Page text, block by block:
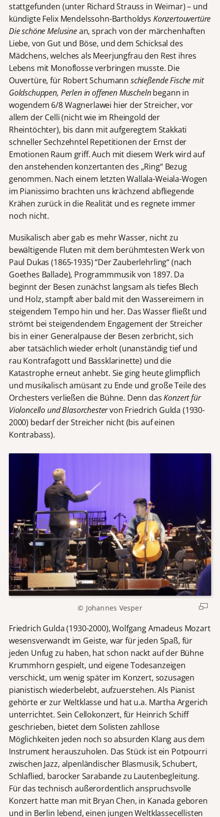
stattgefunden (unter Richard Strauss in Weimar) – und
kündigte Felix Mendelssohn-Bartholdys Konzertouvertüre
Die schöne Melusinean, sprach von der märchenhaften
Liebe, von Gut und Böse, und dem Schicksal des
Mädchens, welches als Meerjungfrau den Rest ihres
Lebens mit Monoflosse verbringen musste. Die
Ouvertüre, für Robert Schumann schießende Fische mit
Goldschuppen, Perlen in offenen Muschelnbegann in
wogendem 6/8 Wagnerlawei hier der Streicher, vor
allem der Celli (nicht wie im Rheingold der
Rheintöchter), bis dann mit aufgeregtem Stakkati
schneller Sechzehntel Repetitionen der Ernst der
Emotionen Raum griff. Auch mit diesem Werk wird auf
den anstehenden konzertanten des „Ring“ Bezug
genommen. Nach einem letzten Wallala-Weiala-Wogen
im Pianissimo brachten uns krächzend abfliegende
Krähen zurück in die Realität und es regnete immer
noch nicht.
Musikalisch aber gab es mehr Wasser, nicht zu
bewältigende Fluten mit dem berühmtesten Werk von
Paul Dukas (1865-1935) “Der Zauberlehrling“ (nach
Goethes Ballade), Programmmusik von 1897. Da
beginnt der Besen zunächst langsam als tiefes Blech
und Holz, stampft aber bald mit den Wassereimern in
steigendem Tempo hin und her. Das Wasser fließt und
strömt bei steigendendem Engagement der Streicher
bis in einer Generalpause der Besen zerbricht, sich
aber tatsächlich wieder erholt (unanständig tief und
rau Kontrafagott und Bassklarinette) und die
Katastrophe erneut anhebt. Sie ging heute glimpflich
und musikalisch amüsant zu Ende und große Teile des
Orchesters verließen die Bühne. Denn dasKonzert für
Violoncello und Blasorchestervon Friedrich Gulda (1930-
2000) bedarf der Streicher nicht (bis auf einen
Kontrabass).
© Johannes Vesper
Friedrich Gulda (1930-2000), Wolfgang Amadeus Mozart
wesensverwandt im Geiste, war für jeden Spaß, für
jeden Unfug zu haben, hat schon nackt auf der Bühne
Krummhorn gespielt, und eigene Todesanzeigen
verschickt, um wenig später im Konzert, sozusagen
pianistisch wiederbelebt, aufzuerstehen. Als Pianist
gehörte er zur Weltklasse und hat u.a. Martha Argerich
unterrichtet. Sein Cellokonzert, für Heinrich Schiff
geschrieben, bietet dem Solisten zahllose
Möglichkeiten jeden noch so absurden Klang aus dem
Instrument herauszuholen. Das Stück ist ein Potpourri
zwischen Jazz, alpenländischer Blasmusik, Schubert,
Schlaflied, barocker Sarabande zu Lautenbegleitung.
Für das technisch außerordentlich anspruchsvolle
Konzert hatte man mit Bryan Chen, in Kanada geboren
und in Berlin lebend, einen jungen Weltklassecellisten